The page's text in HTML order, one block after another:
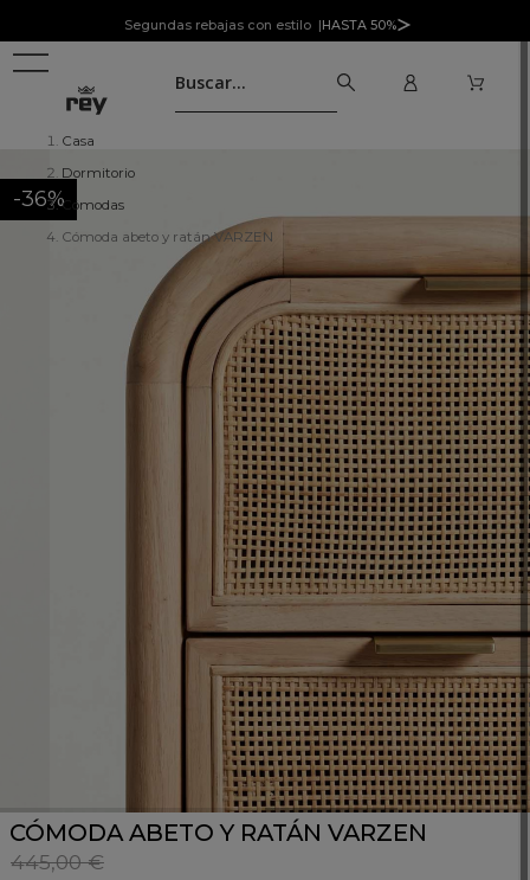
Segundas rebajas con estilo |HASTA 50%
Casa
Dormitorio
Cómodas
Cómoda abeto y ratán VARZEN
-36%
CÓMODA ABETO Y RATÁN VARZEN
445,00 €